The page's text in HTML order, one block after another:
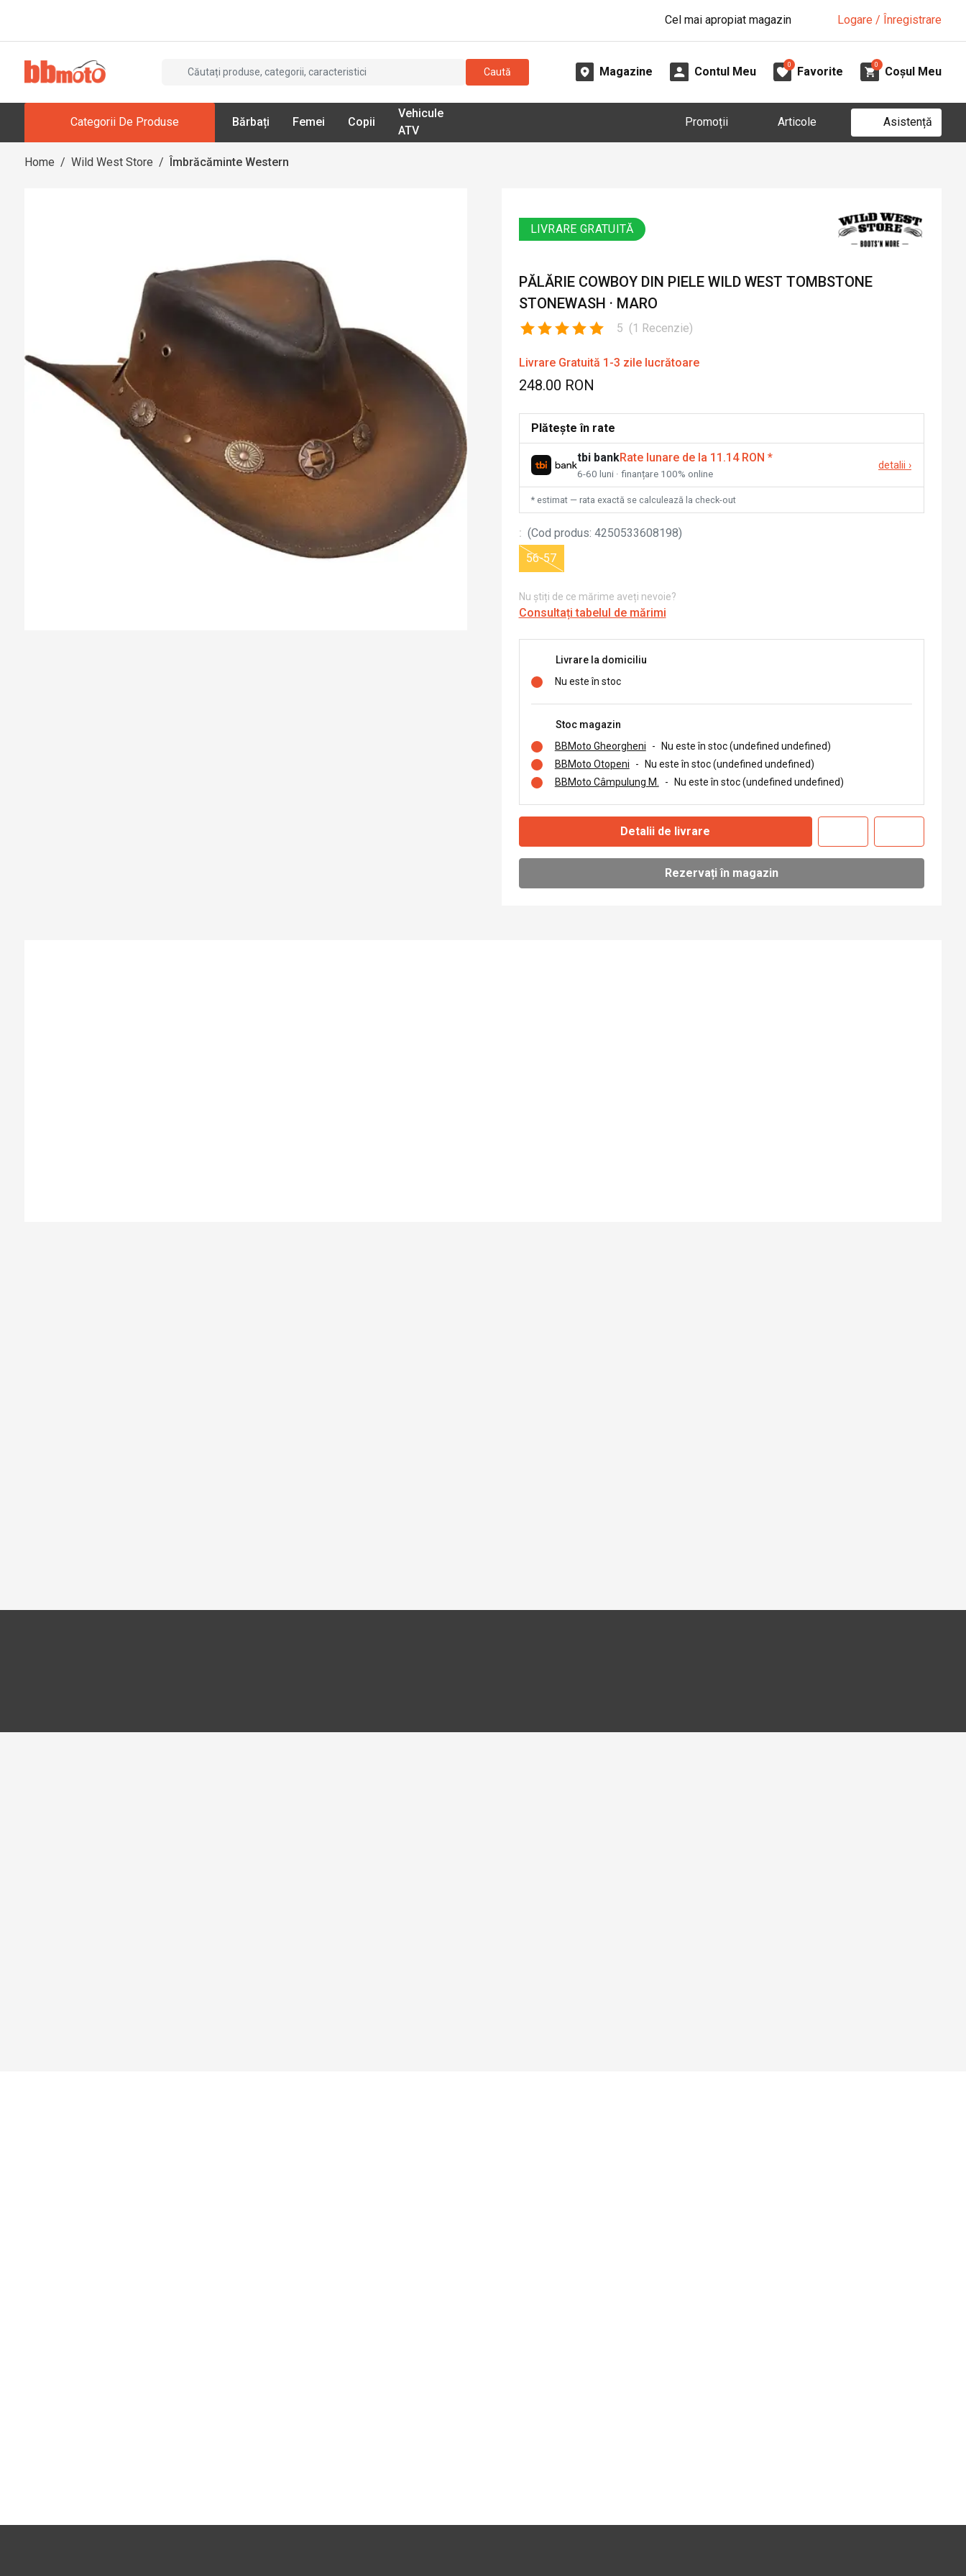
Cel mai apropiat magazin Logare / Înregistrare
Caută Magazine Contul Meu
0
Favorite
0
Coșul Meu
Categorii De Produse Bărbați Femei Copii
Vehicule
ATV
Promoții Articole Asistență
Home / Wild West Store / Îmbrăcăminte Western
LIVRARE GRATUITĂ
PĂLĂRIE COWBOY DIN PIELE WILD WEST TOMBSTONE
STONEWASH · MARO
5 (1 Recenzie)
Livrare Gratuită 1-3 zile lucrătoare
248.00 RON
Plătește în rate
tbi bankRate lunare de la 11.14 RON *
6-60 luni · finanțare 100% online
detalii ›
* estimat — rata exactă se calculează la check-out
: (Cod produs: 4250533608198)
56-57
Nu știți de ce mărime aveți nevoie?
Consultați tabelul de mărimi
Livrare la domiciliu
Nu este în stoc
Stoc magazin
BBMoto Gheorgheni
-
Nu este în stoc (undefined undefined)
BBMoto Otopeni
-
Nu este în stoc (undefined undefined)
BBMoto Câmpulung M.
- Nu este în stoc (undefined undefined)
Detalii de livrare
Rezervați în magazin